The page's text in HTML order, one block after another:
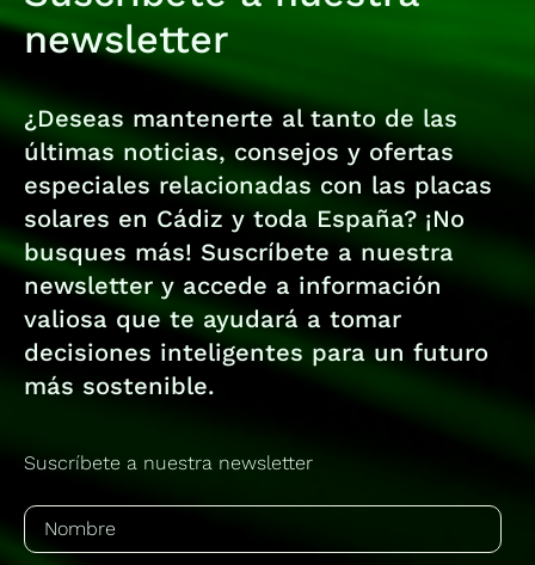
newsletter
¿Deseas mantenerte al tanto de las
últimas noticias, consejos y ofertas
especiales relacionadas con las placas
solares en Cádiz y toda España? ¡No
busques más! Suscríbete a nuestra
newsletter y accede a información
valiosa que te ayudará a tomar
decisiones inteligentes para un futuro
más sostenible.
Suscríbete a nuestra newsletter